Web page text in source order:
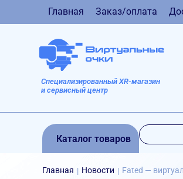
Главная Заказ/оплата
Специализированный XR-магазин
и сервисный центр
Каталог товаров
Главная | Новости | Fated —